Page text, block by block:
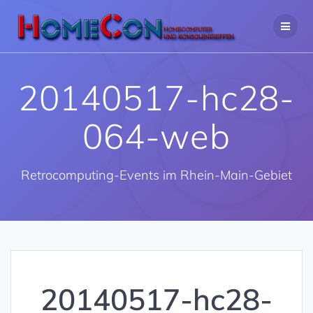
Inhalt
springen
20140517-hc28-
064-web
Retrocomputing-Events im Rhein-Main-Gebiet
20140517-hc28-